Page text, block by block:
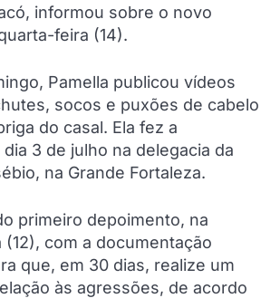
informou sobre o novo
feira (14).
Pamella publicou vídeos
socos e puxões de cabelo
do casal. Ela fez a
3 de julho na delegacia da
na Grande Fortaleza.
primeiro depoimento, na
com a documentação
que, em 30 dias, realize um
às agressões, de acordo